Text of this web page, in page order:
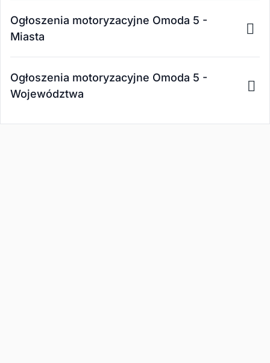
Ogłoszenia motoryzacyjne Omoda 5 -
Miasta
Ogłoszenia motoryzacyjne Omoda 5 -
Województwa